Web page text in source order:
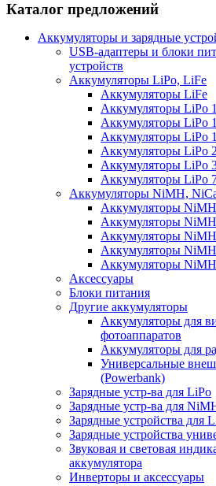
Каталог предложений
Аккумуляторы и зарядные
USB-адаптеры и блоки
устройств
Аккумуляторы LiPo, LiFe
Аккумуляторы LiFe
Аккумуляторы LiPo
Аккумуляторы LiPo
Аккумуляторы LiPo
Аккумуляторы LiPo
Аккумуляторы LiPo
Аккумуляторы LiPo
Аккумуляторы NiMH,
Аккумуляторы
Аккумуляторы
Аккумуляторы
Аккумуляторы
Аккумуляторы
Аксессуары
Блоки питания
Другие аккумуляторы
Аккумуляторы для
фотоаппаратов
Аккумуляторы для
Универсальные
(Powerbank)
Зарядные устр-ва для LiPo
Зарядные устр-ва для
Зарядные устройства для
Зарядные устройства
Звуковая и световая
аккумулятора
Инверторы и аксессуары